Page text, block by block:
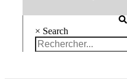
× Search